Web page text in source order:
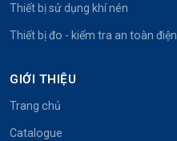
Thiết bị sử dụng khí nén
Thiết bị đo - kiểm tra an toàn điện
GIỚI THIỆU
Trang chủ
Catalogue